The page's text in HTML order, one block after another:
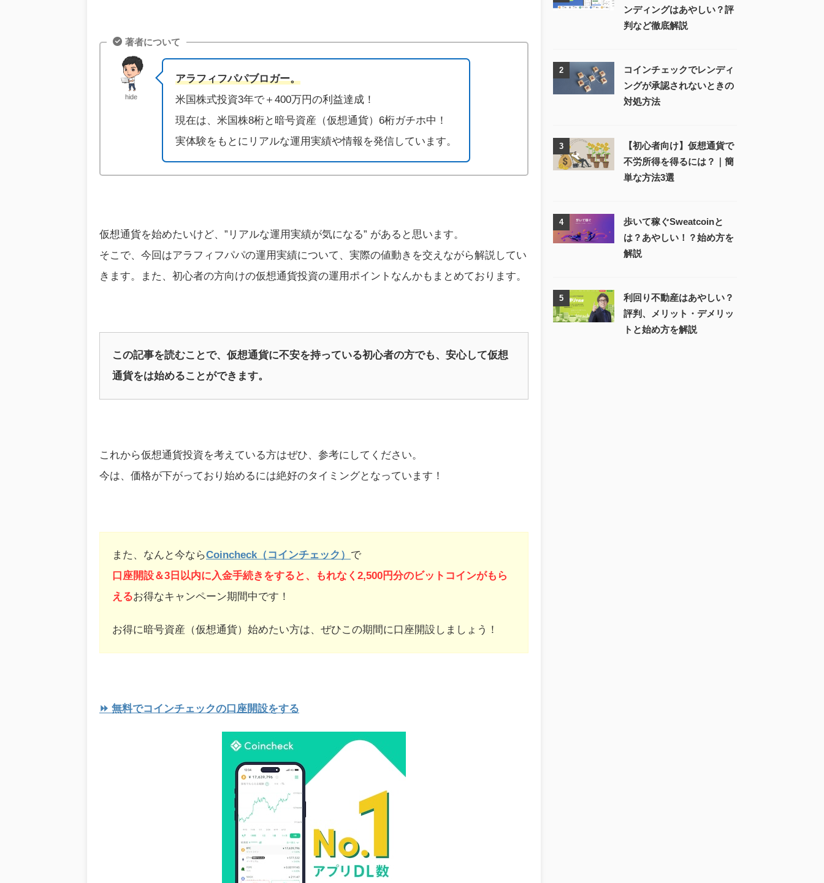
著者について
hide
アラフィフパパブロガー。
米国株式投資3年で＋400万円の利益達成！
現在は、米国株8桁と暗号資産（仮想通貨）6桁ガチホ中！
実体験をもとにリアルな運用実績や情報を発信しています。
仮想通貨を始めたいけど、”リアルな運用実績が気になる” があると思います。
そこで、今回はアラフィフパパの運用実績について、実際の値動きを交えながら解説してい
きます。また、初心者の方向けの仮想通貨投資の運用ポイントなんかもまとめております。
この記事を読むことで、仮想通貨に不安を持っている初心者の方でも、安心して仮想
通貨をは始めることができます。
これから仮想通貨投資を考えている方はぜひ、参考にしてください。
今は、価格が下がっており始めるには絶好のタイミングとなっています！
また、なんと今ならCoincheck（コインチェック） で
口座開設＆3日以内に入金手続きをすると、もれなく2,500円分のビットコインがもら
えるお得なキャンペーン期間中です！
お得に暗号資産（仮想通貨）始めたい方は、ぜひこの期間に口座開設しましょう！
⏩ 無料でコインチェックの口座開設をする
ンディングはあやしい？評
判など徹底解説
2
コインチェックでレンディ
ングが承認されないときの
対処方法
3
【初心者向け】仮想通貨で
不労所得を得るには？｜簡
単な方法3選
4
歩いて稼ぐSweatcoinと
は？あやしい！？始め方を
解説
5
利回り不動産はあやしい？
評判、メリット・デメリッ
トと始め方を解説